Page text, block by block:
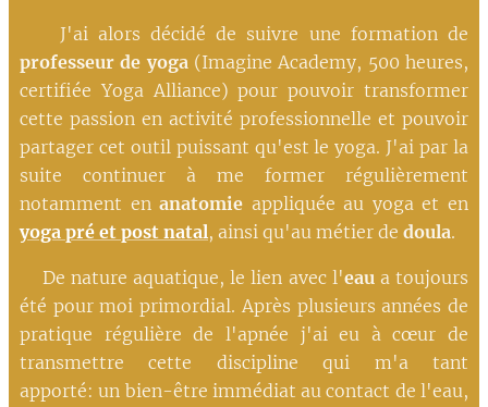
J'ai alors décidé de suivre une formation de
professeur de yoga(Imagine Academy, 500 heures,
certifiée Yoga Alliance) pour pouvoir transformer
cette passion en activité professionnelle et pouvoir
partager cet outil puissant qu'est le yoga. J'ai par la
suite continuer à me former régulièrement
notamment enanatomie appliquée au yoga et en
yoga pré et post natal, ainsi qu'au métier de doula.
De nature aquatique, le lien avec l'eaua toujours
été pour moi primordial. Après plusieurs années de
pratique régulière de l'apnée j'ai eu à cœur de
transmettre cette discipline qui m'a tant
apporté: un bien-être immédiat au contact de l'eau,